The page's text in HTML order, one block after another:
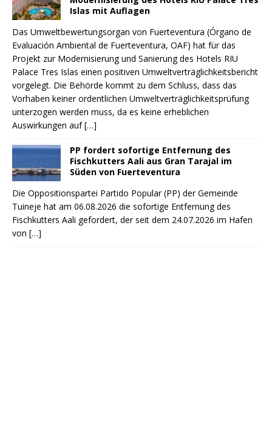
Islas mit Auflagen
Das Umweltbewertungsorgan von Fuerteventura (Órgano de
Evaluación Ambiental de Fuerteventura, OAF) hat für das
Projekt zur Modernisierung und Sanierung des Hotels RIU
Palace Tres Islas einen positiven Umweltverträglichkeitsbericht
vorgelegt. Die Behörde kommt zu dem Schluss, dass das
Vorhaben keiner ordentlichen Umweltverträglichkeitsprüfung
unterzogen werden muss, da es keine erheblichen
Auswirkungen auf[…]
PP fordert sofortige Entfernung des
Fischkutters Aali aus Gran Tarajal im
Süden von Fuerteventura
Die Oppositionspartei Partido Popular (PP) der Gemeinde
Tuineje hat am 06.08.2026 die sofortige Entfernung des
Fischkutters Aali gefordert, der seit dem 24.07.2026 im Hafen
von […]